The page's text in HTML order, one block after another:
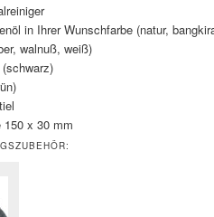
in Ihrer Wunschfarbe (natur,
walnuß, weiß)
150 x 30 mm